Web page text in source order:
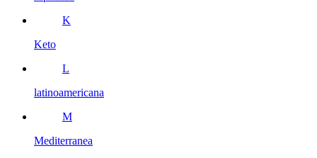
K
Keto
L
latinoamericana
M
Mediterranea